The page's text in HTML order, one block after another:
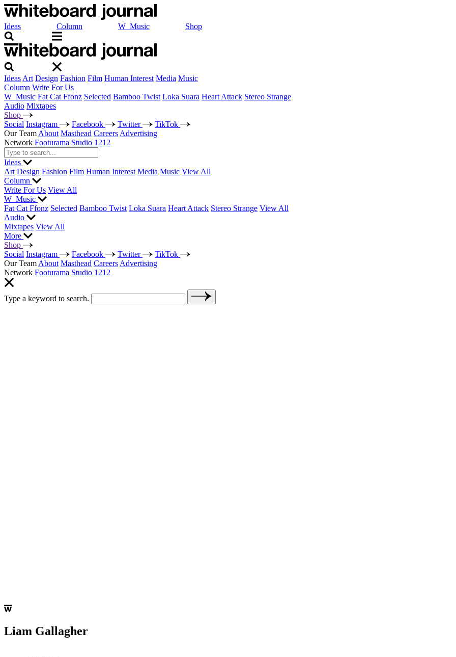
Ideas Column W_Music Shop
Ideas Art Design Fashion Film Human Interest Media Music
Column Write For Us
W_Music Fat Cat Ffonz Selected Bamboo Twist Loka Suara Heart Attack Stereo Strange
Audio Mixtapes
Shop
Social Instagram Facebook Twitter
TikTok
Our Team About Masthead Careers Advertising
Network Footurama Studio 1212
Ideas
Art Design Fashion Film Human Interest Media Music View All
Column
Write For Us View All
W_Music
Fat Cat Ffonz Selected Bamboo Twist Loka Suara Heart Attack Stereo Strange View All
Audio
Mixtapes View All
More
Shop
Social Instagram Facebook Twitter
TikTok
Our Team About Masthead Careers Advertising
Network Footurama Studio 1212
Type a keyword to search.
Liam Gallagher